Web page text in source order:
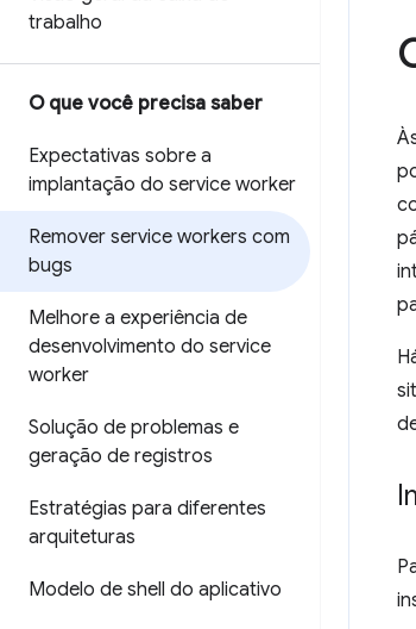
trabalho
O que você precisa saber
Expectativas sobre a
implantação do service worker
Remover service workers com
bugs
Melhore a experiência de
desenvolvimento do service
worker
Solução de problemas e
geração de registros
Estratégias para diferentes
arquiteturas
Modelo de shell do aplicativo